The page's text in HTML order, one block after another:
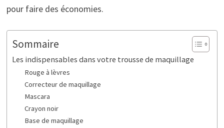
pour faire des économies.
Sommaire
Les indispensables dans votre trousse de maquillage
Rouge à lèvres
Correcteur de maquillage
Mascara
Crayon noir
Base de maquillage